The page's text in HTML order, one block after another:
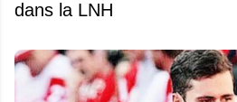
dans la LNH